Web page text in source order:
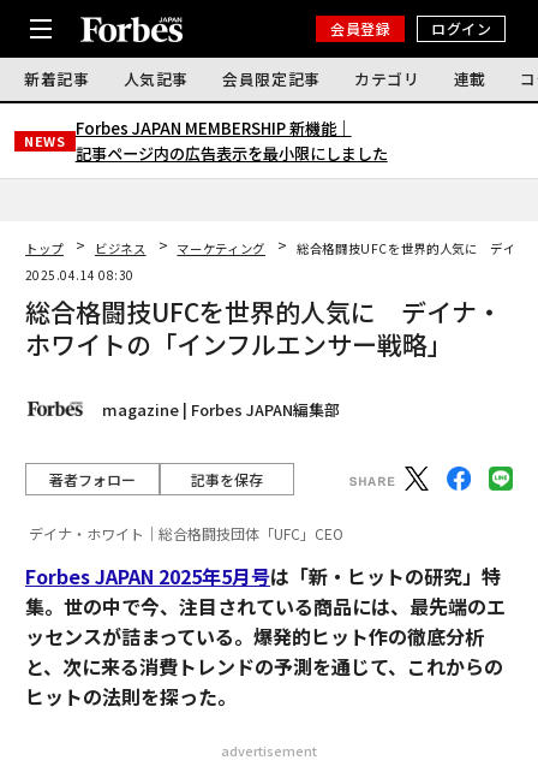
会員登録 ログイン
新着記事 人気記事 会員限定記事 カテゴリ 連載
NEWS
Forbes JAPAN MEMBERSHIP 新機能｜
記事ページ内の広告表示を最小限にしました
トップ ビジネス マーケティング
総合格闘技UFCを世界的人気に デイナ
2025.04.14 08:30
総合格闘技UFCを世界的人気に デイナ・
ホワイトの「インフルエンサー戦略」
magazine | Forbes JAPAN編集部
著者フォロー 記事を保存
デイナ・ホワイト｜総合格闘技団体「UFC」CEO
Forbes JAPAN 2025年5月号は「新・ヒットの研究」特
集。世の中で今、注目されている商品には、最先端のエ
ッセンスが詰まっている。爆発的ヒット作の徹底分析
と、次に来る消費トレンドの予測を通じて、これからの
ヒットの法則を探った。
advertisement